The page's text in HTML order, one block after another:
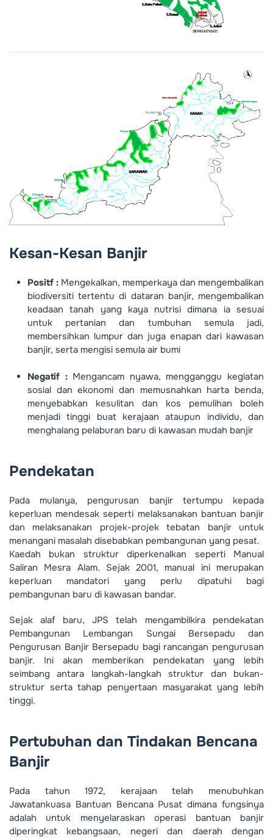
Kesan-Kesan Banjir
Positf : Mengekalkan, memperkaya dan mengembalikan
biodiversiti tertentu di dataran banjir, mengembalikan
keadaan tanah yang kaya nutrisi dimana ia sesuai
untuk pertanian dan tumbuhan semula jadi,
membersihkan lumpur dan juga enapan dari kawasan
banjir, serta mengisi semula air bumi
Negatif :Mengancam nyawa, mengganggu kegiatan
sosial dan ekonomi dan memusnahkan harta benda,
menyebabkan kesulitan dan kos pemulihan boleh
menjadi tinggi buat kerajaan ataupun individu, dan
menghalang pelaburan baru di kawasan mudah banjir
Pendekatan
Pada mulanya, pengurusan banjir tertumpu kepada
keperluan mendesak seperti melaksanakan bantuan banjir
dan melaksanakan projek-projek tebatan banjir untuk
menangani masalah disebabkan pembangunan yang pesat.
Kaedah bukan struktur diperkenalkan seperti Manual
Saliran Mesra Alam. Sejak 2001, manual ini merupakan
keperluan mandatori yang perlu dipatuhi bagi
pembangunan baru di kawasan bandar.
Sejak alaf baru, JPS telah mengambilkira pendekatan
Pembangunan Lembangan Sungai Bersepadu dan
Pengurusan Banjir Bersepadu bagi rancangan pengurusan
banjir. Ini akan memberikan pendekatan yang lebih
seimbang antara langkah-langkah struktur dan bukan-
struktur serta tahap penyertaan masyarakat yang lebih
tinggi.
Pertubuhan dan Tindakan Bencana
Banjir
Pada tahun 1972, kerajaan telah menubuhkan
Jawatankuasa Bantuan Bencana Pusat dimana fungsinya
adalah untuk menyelaraskan operasi bantuan banjir
diperingkat kebangsaan, negeri dan daerah dengan